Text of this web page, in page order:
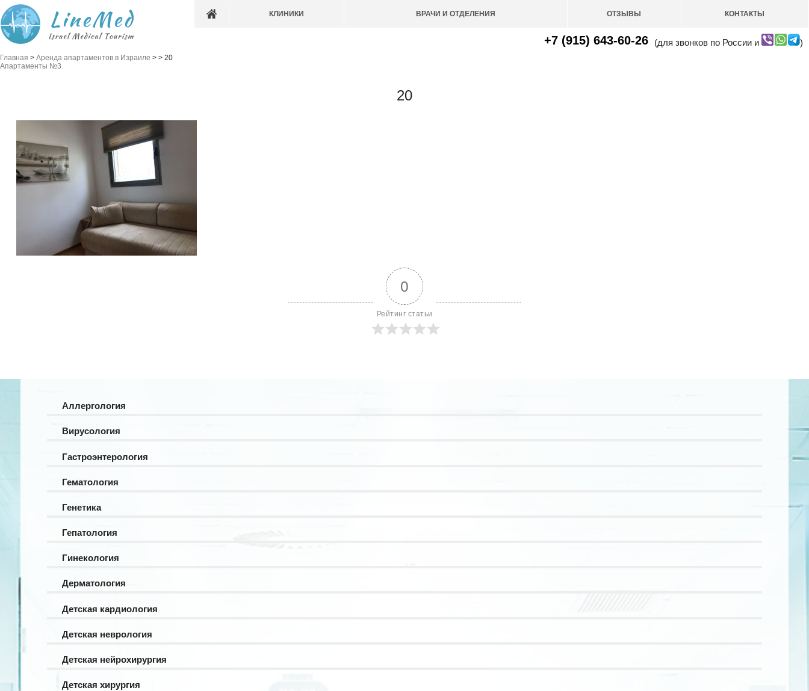
КЛИНИКИ ВРАЧИ И ОТДЕЛЕНИЯ ОТЗЫВЫ КОНТАКТЫ
+7 (915) 643-60-26 (для звонков по России и )
Главная > Аренда апартаментов в Израиле >
Апартаменты №3
> 20
20
0
Рейтинг статьи
Аллергология
Вирусология
Гастроэнтерология
Гематология
Генетика
Гепатология
Гинекология
Дерматология
Детская кардиология
Детская неврология
Детская нейрохирургия
Детская хирургия